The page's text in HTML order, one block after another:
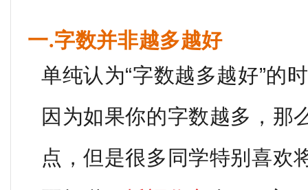
一.字数并非越多越好
单纯认为“字数越多越好”的
因为如果你的字数越多，那
点，但是很多同学特别喜欢